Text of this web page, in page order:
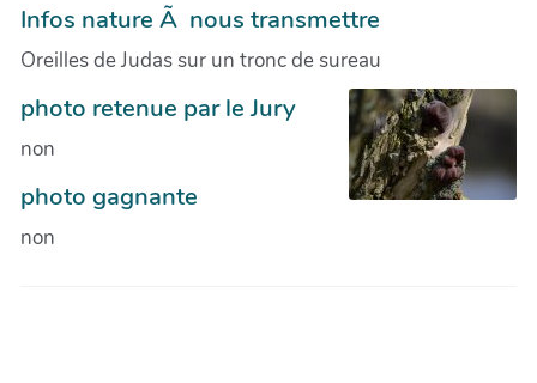
Infos nature Ã nous transmettre
Oreilles de Judas sur un tronc de sureau
photo retenue par le Jury
non
photo gagnante
non